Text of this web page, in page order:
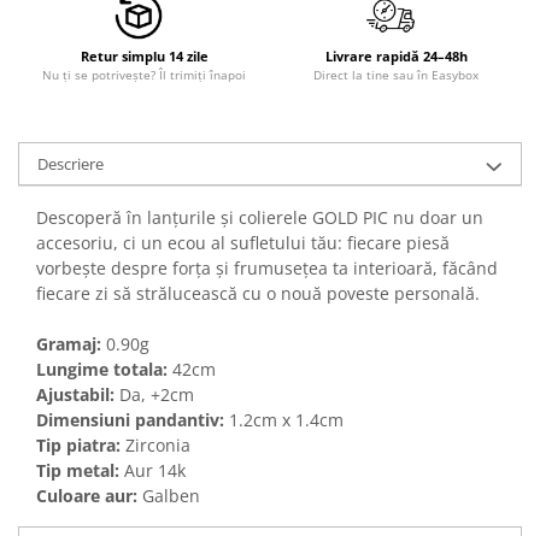
Retur simplu 14 zile
Nu ți se potrivește? Îl trimiți înapoi
Livrare rapidă 24–48h
Direct la tine sau în Easybox
Descriere
Descoperă în lanțurile și colierele GOLD PIC nu doar un
accesoriu, ci un ecou al sufletului tău: fiecare piesă
vorbește despre forța și frumusețea ta interioară, făcând
fiecare zi să strălucească cu o nouă poveste personală.
Gramaj: 0.90g
Lungime totala: 42cm
Ajustabil: Da, +2cm
Dimensiuni pandantiv: 1.2cm x 1.4cm
Tip piatra: Zirconia
Tip metal: Aur 14k
Culoare aur: Galben